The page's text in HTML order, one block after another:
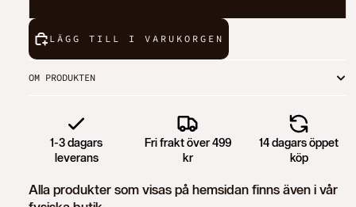
LÄGG TILL I VARUKORGEN
OM PRODUKTEN
1-3 dagars
leverans
Fri frakt över 499
kr
14 dagars öppet
köp
Alla produkter som visas på hemsidan finns även i vår